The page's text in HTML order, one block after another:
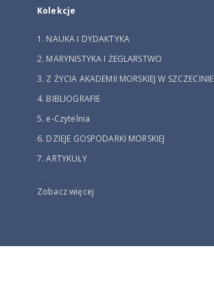
Kolekcje
1. NAUKA I DYDAKTYKA
2. MARYNISTYKA I ŻEGLARSTWO
3. Z ŻYCIA AKADEMII MORSKIEJ W SZCZECINIE
4. BIBLIOGRAFIE
5. e-Czytelnia
6. DZIEJE GOSPODARKI MORSKIEJ
7. ARTYKUŁY
...
Zobacz więcej